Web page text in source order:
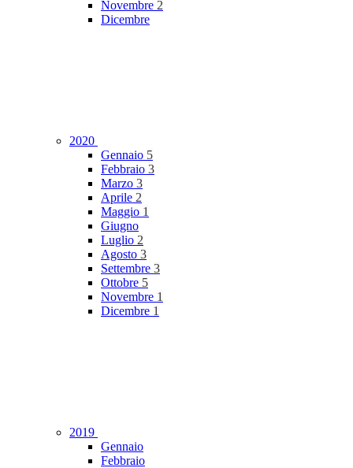
Novembre 2
Dicembre
2020
Gennaio 5
Febbraio 3
Marzo 3
Aprile 2
Maggio 1
Giugno
Luglio 2
Agosto 3
Settembre 3
Ottobre 5
Novembre 1
Dicembre 1
2019
Gennaio
Febbraio